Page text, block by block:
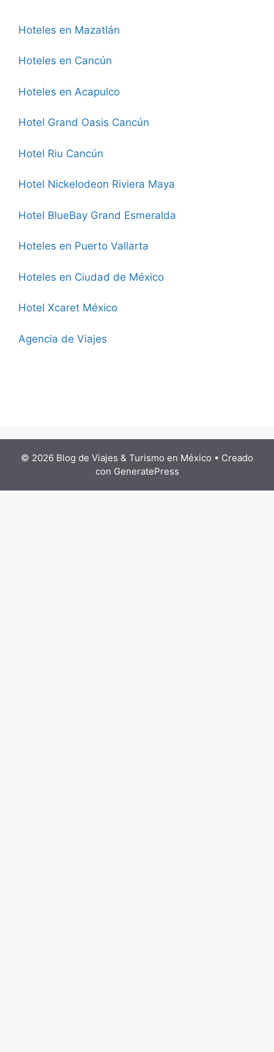
Hoteles en Mazatlán
Hoteles en Cancún
Hoteles en Acapulco
Hotel Grand Oasis Cancún
Hotel Riu Cancún
Hotel Nickelodeon Riviera Maya
Hotel BlueBay Grand Esmeralda
Hoteles en Puerto Vallarta
Hoteles en Ciudad de México
Hotel Xcaret México
Agencia de Viajes
© 2026 Blog de Viajes & Turismo en México • Creado
con GeneratePress